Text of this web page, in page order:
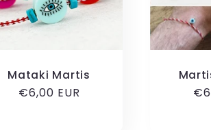
Mataki Martis
Κανονική
€6,00 EUR